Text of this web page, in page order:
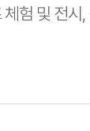
험 및 전시